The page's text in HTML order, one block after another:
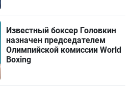
Известный боксер Головкин
назначен председателем
Олимпийской комиссии World
Boxing